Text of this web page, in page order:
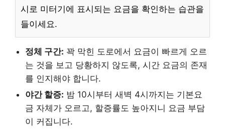
시로 미터기에 표시되는 요금을 확인하는 습관을
들이세요.
정체 구간: 꽉 막힌 도로에서 요금이 빠르게 오르
는 것을 보고 당황하지 않도록, 시간 요금의 존재
를 인지해야 합니다.
야간 할증: 밤 10시부터 새벽 4시까지는 기본요
금 자체가 오르고, 할증률도 높아지니 요금 부담
이 커집니다.